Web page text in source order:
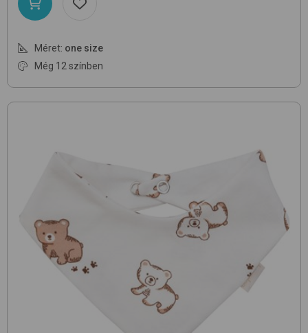
Méret: one size
Még 12 színben